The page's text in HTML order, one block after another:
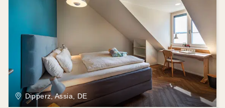
Dipperz, Assia, DE